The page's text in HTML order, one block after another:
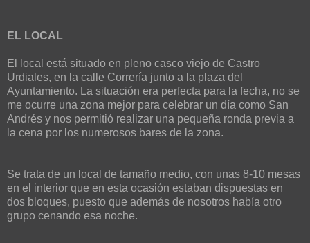
EL LOCAL
El local está situado en pleno casco viejo de Castro
Urdiales, en la calle Correría junto a la plaza del
Ayuntamiento. La situación era perfecta para la fecha, no se
me ocurre una zona mejor para celebrar un día como San
Andrés y nos permitió realizar una pequeña ronda previa a
la cena por los numerosos bares de la zona.
Se trata de un local de tamaño medio, con unas 8-10 mesas
en el interior que en esta ocasión estaban dispuestas en
dos bloques, puesto que además de nosotros había otro
grupo cenando esa noche.